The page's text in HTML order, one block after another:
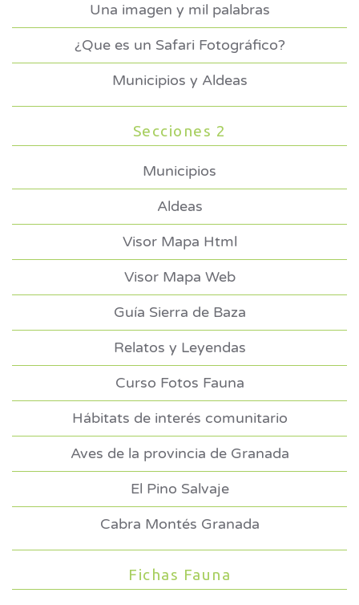
Una imagen y mil palabras
¿Que es un Safari Fotográfico?
Municipios y Aldeas
Secciones 2
Municipios
Aldeas
Visor Mapa Html
Visor Mapa Web
Guía Sierra de Baza
Relatos y Leyendas
Curso Fotos Fauna
Hábitats de interés comunitario
Aves de la provincia de Granada
El Pino Salvaje
Cabra Montés Granada
Fichas Fauna